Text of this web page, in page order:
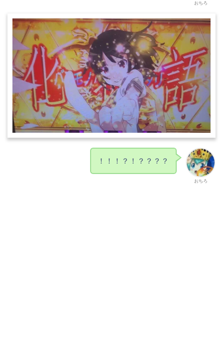
おちろ
おちろ
！！！？！？？？？